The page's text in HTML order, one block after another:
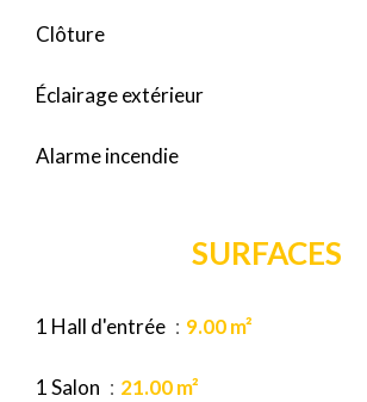
Clôture
Éclairage extérieur
Alarme incendie
SURFACES
1 Hall d'entrée 9.00 m²
1 Salon 21.00 m²